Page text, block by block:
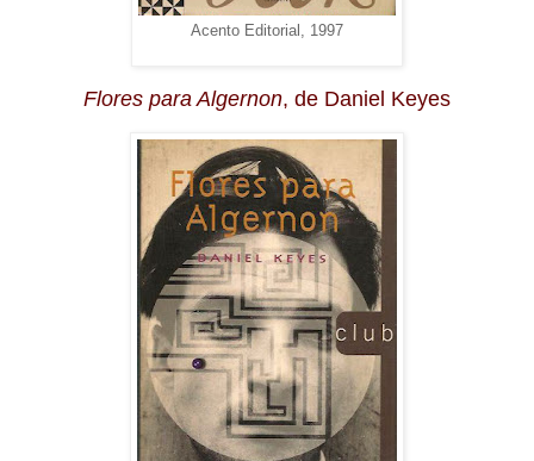
Acento Editorial, 1997
Flores para Algernon, de Daniel Keyes